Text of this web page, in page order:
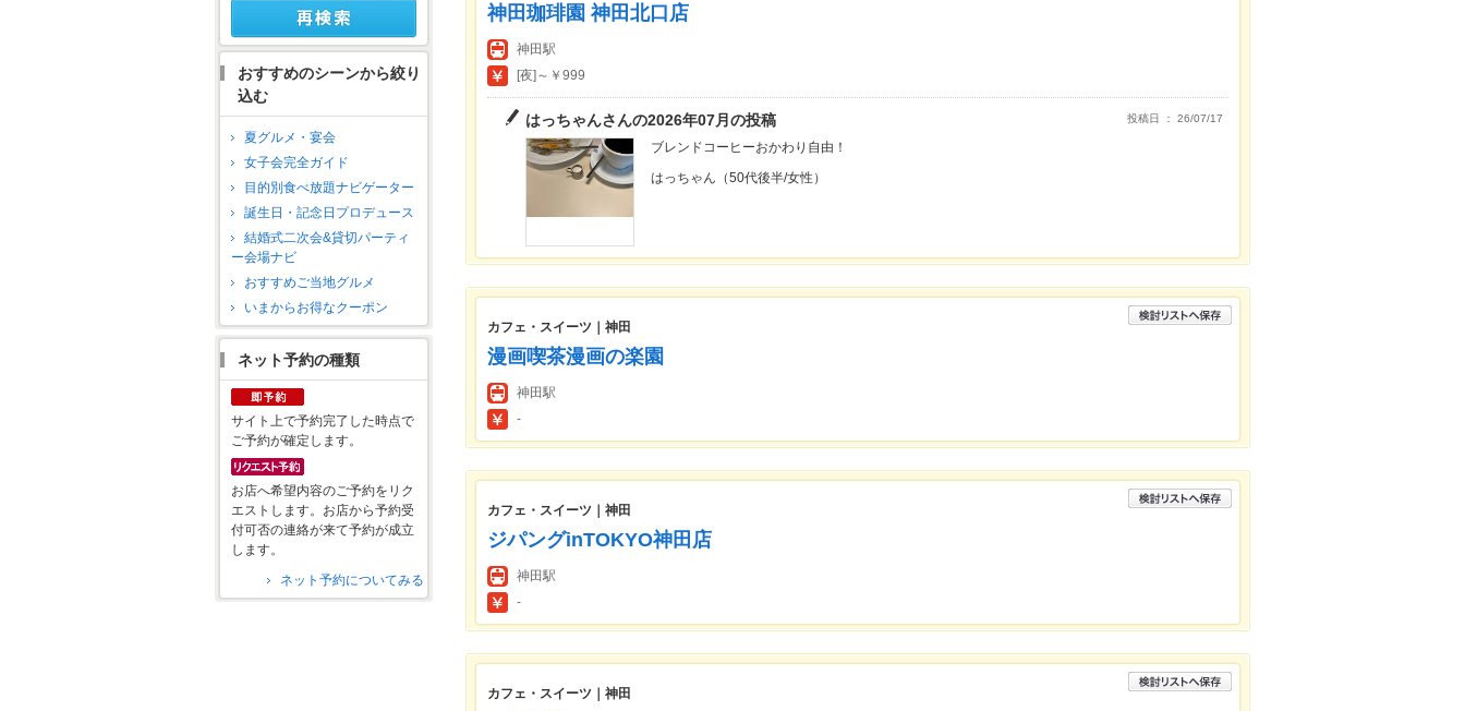
おすすめのシーンから絞り
込む
夏グルメ・宴会
女子会完全ガイド
目的別食べ放題ナビゲーター
誕生日・記念日プロデュース
結婚式二次会&貸切パーティ
ー会場ナビ
おすすめご当地グルメ
いまからお得なクーポン
ネット予約の種類
サイト上で予約完了した時点で
ご予約が確定します。
お店へ希望内容のご予約をリク
エストします。お店から予約受
付可否の連絡が来て予約が成立
します。
ネット予約についてみる
神田珈琲園 神田北口店
神田駅
[夜]～￥999
投稿日 ： 26/07/17
はっちゃんさんの2026年07月の投稿
ブレンドコーヒーおかわり自由！
はっちゃん（50代後半/女性）
カフェ・スイーツ｜神田
漫画喫茶漫画の楽園
神田駅
-
カフェ・スイーツ｜神田
ジパングinTOKYO神田店
神田駅
-
カフェ・スイーツ｜神田